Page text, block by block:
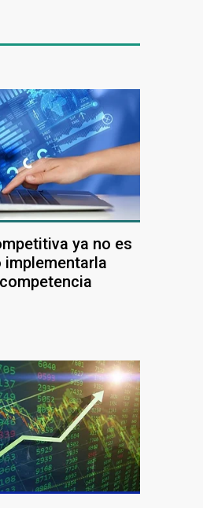
ya no es
implementarla